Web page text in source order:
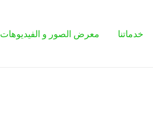
خدماتنا معرض الصور و الفيديوهات